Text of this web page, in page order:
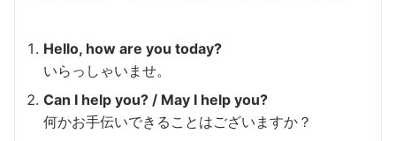
Hello, how are you today?
いらっしゃいませ。
Can I help you? / May I help you?
何かお手伝いできることはございますか？